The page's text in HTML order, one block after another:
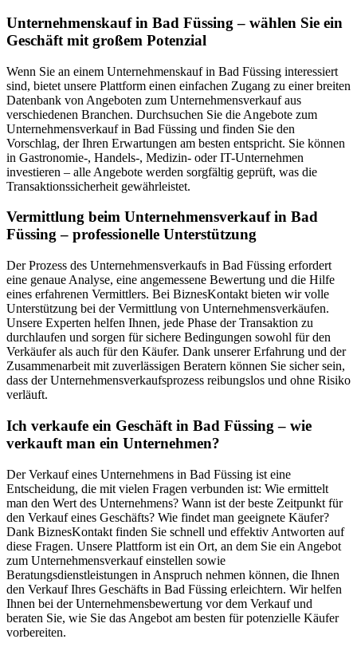
Unternehmenskauf in Bad Füssing – wählen Sie ein
Geschäft mit großem Potenzial
Wenn Sie an einem Unternehmenskauf in Bad Füssing interessiert
sind, bietet unsere Plattform einen einfachen Zugang zu einer breiten
Datenbank von Angeboten zum Unternehmensverkauf aus
verschiedenen Branchen. Durchsuchen Sie die Angebote zum
Unternehmensverkauf in Bad Füssing und finden Sie den
Vorschlag, der Ihren Erwartungen am besten entspricht. Sie können
in Gastronomie-, Handels-, Medizin- oder IT-Unternehmen
investieren – alle Angebote werden sorgfältig geprüft, was die
Transaktionssicherheit gewährleistet.
Vermittlung beim Unternehmensverkauf in Bad
Füssing – professionelle Unterstützung
Der Prozess des Unternehmensverkaufs in Bad Füssing erfordert
eine genaue Analyse, eine angemessene Bewertung und die Hilfe
eines erfahrenen Vermittlers. Bei BiznesKontakt bieten wir volle
Unterstützung bei der Vermittlung von Unternehmensverkäufen.
Unsere Experten helfen Ihnen, jede Phase der Transaktion zu
durchlaufen und sorgen für sichere Bedingungen sowohl für den
Verkäufer als auch für den Käufer. Dank unserer Erfahrung und der
Zusammenarbeit mit zuverlässigen Beratern können Sie sicher sein,
dass der Unternehmensverkaufsprozess reibungslos und ohne Risiko
verläuft.
Ich verkaufe ein Geschäft in Bad Füssing – wie
verkauft man ein Unternehmen?
Der Verkauf eines Unternehmens in Bad Füssing ist eine
Entscheidung, die mit vielen Fragen verbunden ist: Wie ermittelt
man den Wert des Unternehmens? Wann ist der beste Zeitpunkt für
den Verkauf eines Geschäfts? Wie findet man geeignete Käufer?
Dank BiznesKontakt finden Sie schnell und effektiv Antworten auf
diese Fragen. Unsere Plattform ist ein Ort, an dem Sie ein Angebot
zum Unternehmensverkauf einstellen sowie
Beratungsdienstleistungen in Anspruch nehmen können, die Ihnen
den Verkauf Ihres Geschäfts in Bad Füssing erleichtern. Wir helfen
Ihnen bei der Unternehmensbewertung vor dem Verkauf und
beraten Sie, wie Sie das Angebot am besten für potenzielle Käufer
vorbereiten.